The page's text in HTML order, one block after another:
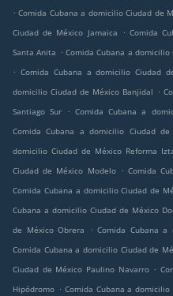
. Comida Cubana a domicilio Ciudad de
Ciudad de México Jamaica
. Comida
Santa Anita . Comida Cubana a domicilio
. Comida Cubana a domicilio Ciudad
domicilio Ciudad de México Banjidal .
Santiago Sur
. Comida Cubana a
Comida Cubana a domicilio Ciudad
domicilio Ciudad de México Reforma
Ciudad de México Modelo . Comida
Comida Cubana a domicilio Ciudad de
Cubana a domicilio Ciudad de México
de México Obrera
. Comida Cubana a
Comida Cubana a domicilio Ciudad de
Ciudad de México Paulino Navarro .
Hipódromo . Comida Cubana a domicilio